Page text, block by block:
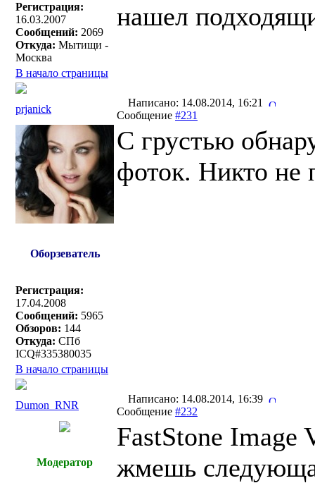
Регистрация:
16.03.2007
Сообщений: 2069
Откуда: Мытищи -
Москва
нашел
В начало страницы
prjanick
Написано: 14.08.2014, 16:21
Сообщение #231
Оборзеватель
Регистрация:
17.04.2008
Сообщений: 5965
Обзоров: 144
Откуда: СПб
ICQ#335380035
C грустью
фоток. Никто не
В начало страницы
Dumon_RNR
Написано: 14.08.2014, 16:39
Сообщение #232
Модератор
FastStone Image
жмешь